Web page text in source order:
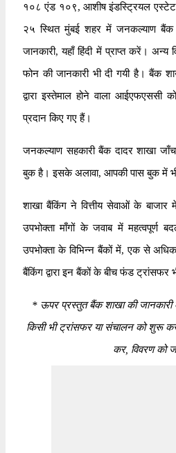
१०८ एंड १०९, आशीष इंडस्ट्रियल
२५ स्थित मुंबई शहर में जनकल्याण बैंक
जानकारी, यहाँ हिंदी में प्राप्त करें।
फोन की जानकारी भी दी गयी है। बैंक
द्वारा इस्तेमाल होने वाला
प्रदान किए गए हैं।
जनकल्याण सहकारी बैंक दादर शाखा
बुक है। इसके अलावा, आपकी पास बुक में भी
शाखा बैंकिंग ने वित्तीय सेवाओं के बाजार
उपभोक्ता माँगों के जवाब में महत्वपूर्ण
उपभोक्ता के विभिन्न बैंकों में, एक से
बैंकिंग द्वारा इन बैंकों के बीच फंड ट्रांसफर
*ऊपर प्रस्तुत बैंक शाखा की
किसी भी ट्रांसफर या संचालन को शुरू
कर, विवरण को